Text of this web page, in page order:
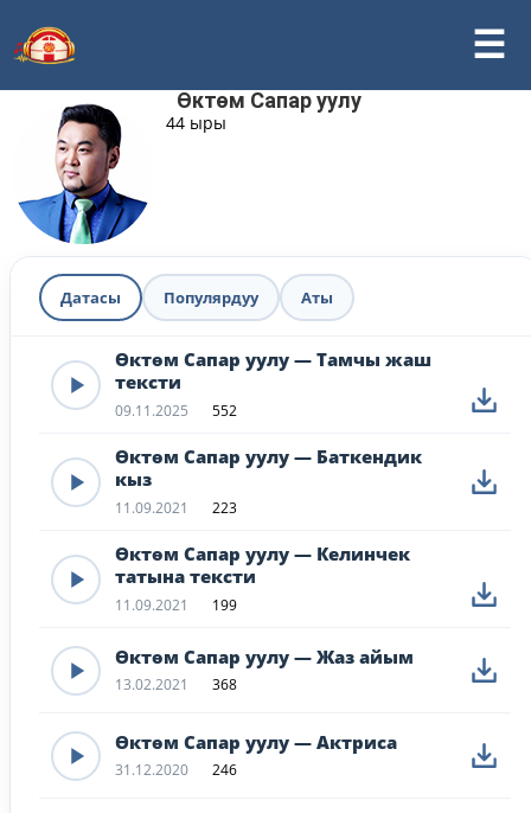
Өктөм Сапар уулу
44 ыры
Датасы Популярдуу Аты
Өктөм Сапар уулу — Тамчы жаш
тексти
09.11.2025 552
Өктөм Сапар уулу — Баткендик
кыз
11.09.2021 223
Өктөм Сапар уулу — Келинчек
татына тексти
11.09.2021 199
Өктөм Сапар уулу — Жаз айым
13.02.2021 368
Өктөм Сапар уулу — Актриса
31.12.2020 246